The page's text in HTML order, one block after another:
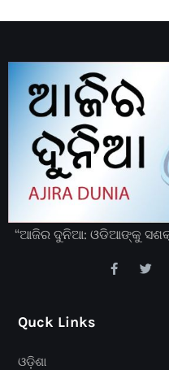
“ଆଜିର ଦୁନିଆ: ଓଡିଆଙ୍କୁ
Quck Links
ଓଡ଼ିଶା